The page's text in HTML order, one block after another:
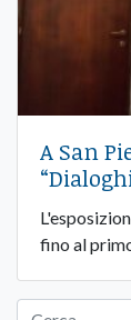
A San
fino al